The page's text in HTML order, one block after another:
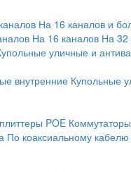
На 16 каналов и
На 16 каналов На 32
уличные и
внутренние Купольные
POE
По коаксиальному кабелю